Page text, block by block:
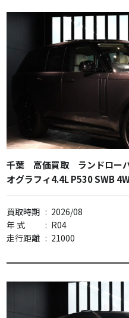
千葉 高価買取 ランドローバ
オグラフィ4.4L P530 SWB
買取時期 : 2026/08
年 式
: R04
走行距離 : 21000